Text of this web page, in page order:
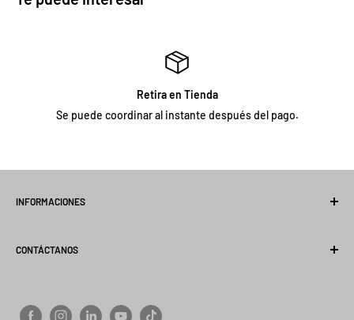
Retira en Tienda
Se puede coordinar al instante después del pago.
INFORMACIONES
Preguntas Frecuentes
CONTÁCTANOS
ventas@importclick.cl